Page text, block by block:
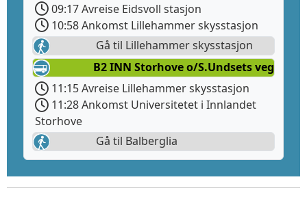
09:17 Avreise Eidsvoll stasjon
10:58 Ankomst Lillehammer skysstasjon
Gå til Lillehammer skysstasjon
B2 INN Storhove o/S.Undsets veg
11:15 Avreise Lillehammer skysstasjon
11:28 Ankomst Universitetet i Innlandet
Storhove
Gå til Balberglia